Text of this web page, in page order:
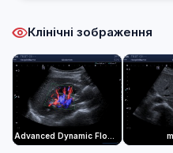
Клінічні зображення